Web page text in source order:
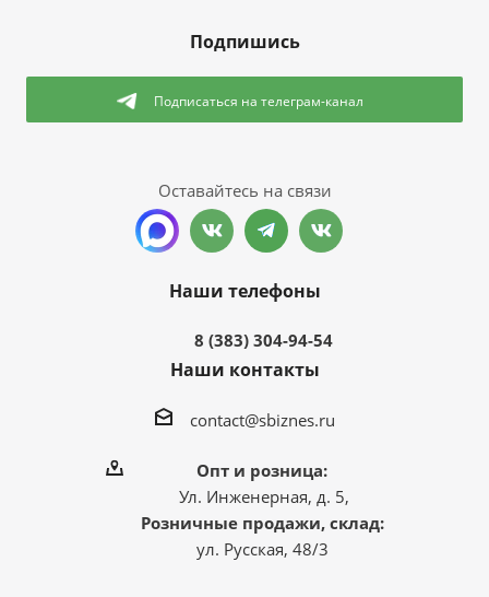
Подпишись
Подписаться на телеграм-канал
Оставайтесь на связи
Наши телефоны
8 (383) 304-94-54
Наши контакты
contact@sbiznes.ru
Опт и розница:
Ул. Инженерная, д. 5,
Розничные продажи, склад:
ул. Русская, 48/3